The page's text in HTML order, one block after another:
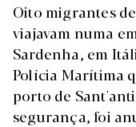
Oito migrantes
viajavam numa
Sardenha, em
Polícia Marítima
porto de
segurança, foi